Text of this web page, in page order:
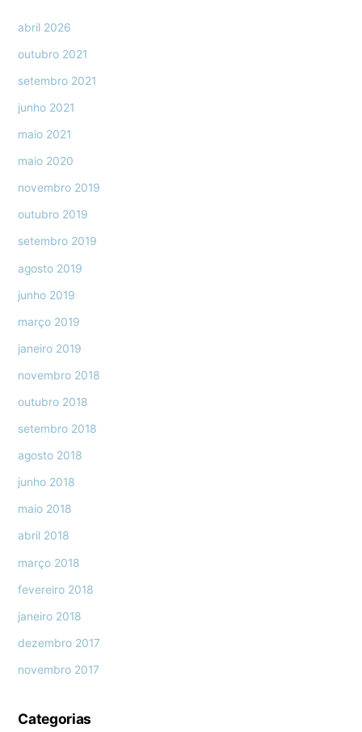
abril 2026
outubro 2021
setembro 2021
junho 2021
maio 2021
maio 2020
novembro 2019
outubro 2019
setembro 2019
agosto 2019
junho 2019
março 2019
janeiro 2019
novembro 2018
outubro 2018
setembro 2018
agosto 2018
junho 2018
maio 2018
abril 2018
março 2018
fevereiro 2018
janeiro 2018
dezembro 2017
novembro 2017
Categorias